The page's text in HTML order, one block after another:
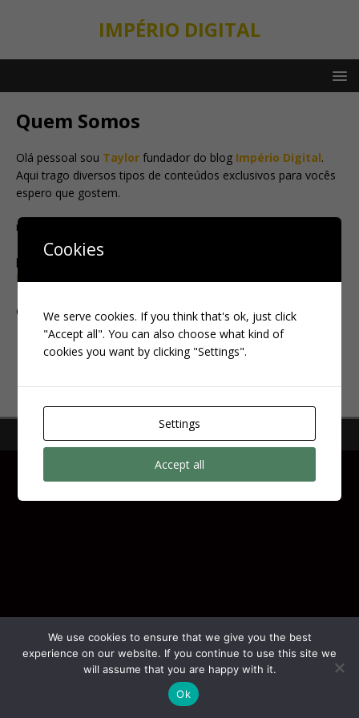
IMPÉRIO DIGITAL
Quem Somos
Olá pessoal sou Taylor fundador do blog Império Digital.
Aqui trago diversos tipos de conteúdos exclusivos para vocês
espero que gostem.
nosso site e 100% gratuito
para melhor experiencia temos Pagina de
Privacidade
Quer entra em contato com o dono do blog clique.AQUI
Copyright © 2026 | by
Cookies
We serve cookies. If you think that's ok, just click
"Accept all". You can also choose what kind of
cookies you want by clicking "Settings".
Settings
Accept all
We use cookies to ensure that we give you the best
experience on our website. If you continue to use this site we
will assume that you are happy with it.
Ok